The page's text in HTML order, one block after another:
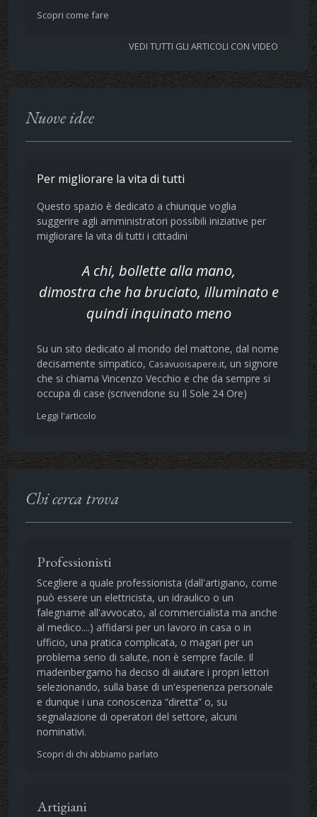
Scopri come fare
VEDI TUTTI GLI ARTICOLI CON VIDEO
Nuove idee
Per migliorare la vita di tutti
Questo spazio è dedicato a chiunque voglia
suggerire agli amministratori possibili iniziative per
migliorare la vita di tutti i cittadini
A chi, bollette alla mano,
dimostra che ha bruciato, illuminato e
quindi inquinato meno
Su un sito dedicato al mondo del mattone, dal nome
decisamente simpatico, Casavuoisapere.it, un signore
che si chiama Vincenzo Vecchio e che da sempre si
occupa di case (scrivendone su Il Sole 24 Ore)
Leggi l'articolo
Chi cerca trova
Professionisti
Scegliere a quale professionista (dall'artigiano, come
può essere un elettricista, un idraulico o un
falegname all'avvocato, al commercialista ma anche
al medico....) affidarsi per un lavoro in casa o in
ufficio, una pratica complicata, o magari per un
problema serio di salute, non è sempre facile. Il
madeinbergamo ha deciso di aiutare i propri lettori
selezionando, sulla base di un'esperienza personale
e dunque i una conoscenza “diretta” o, su
segnalazione di operatori del settore, alcuni
nominativi.
Scopri di chi abbiamo parlato
Artigiani